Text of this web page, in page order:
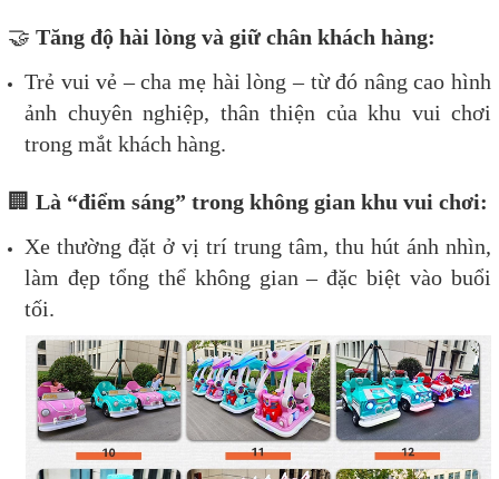
🤝 Tăng độ hài lòng và giữ chân khách hàng:
Trẻ vui vẻ – cha mẹ hài lòng – từ đó nâng cao hình
ảnh chuyên nghiệp, thân thiện của khu vui chơi
trong mắt khách hàng.
🏢 Là “điểm sáng” trong không gian khu vui chơi:
Xe thường đặt ở vị trí trung tâm, thu hút ánh nhìn,
làm đẹp tổng thể không gian – đặc biệt vào buổi
tối.